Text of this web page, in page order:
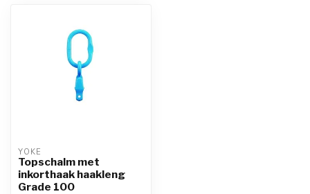
YOKE
Topschalm met
inkorthaak haakleng
Grade 100